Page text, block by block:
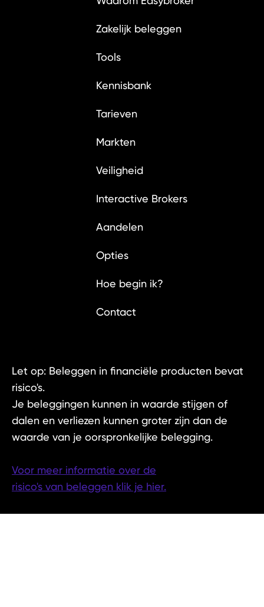
Zakelijk beleggen
Tools
Kennisbank
Tarieven
Markten
Veiligheid
Interactive Brokers
Aandelen
Opties
Hoe begin ik?
Contact
Let op: Beleggen in financiële producten bevat
risico's.
Je beleggingen kunnen in waarde stijgen of
dalen en verliezen kunnen groter zijn dan de
waarde van je oorspronkelijke belegging.
Voor meer informatie over de
risico's van beleggen klik je hier.